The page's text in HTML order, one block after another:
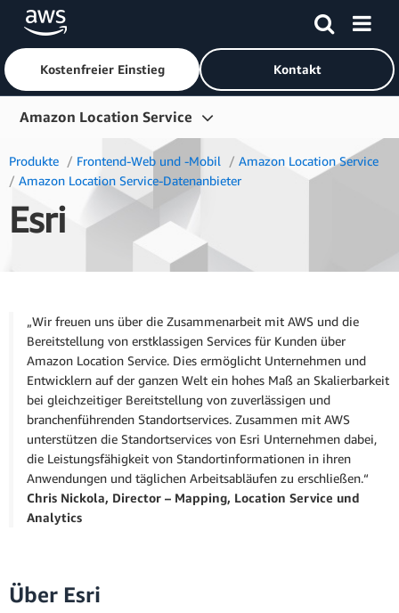
Überspringen zum Hauptinhalt
Kostenfreier Einstieg Kontakt
Amazon Location Service
Übersicht
Produkte
Branchen
Ressourcen
Produkte Frontend-Web und -Mobil
Amazon Location Service
Amazon Location Service-Datenanbieter
Esri
„Wir freuen uns über die Zusammenarbeit mit AWS und die
Bereitstellung von erstklassigen Services für Kunden über
Amazon Location Service. Dies ermöglicht Unternehmen und
Entwicklern auf der ganzen Welt ein hohes Maß an Skalierbarkeit
bei gleichzeitiger Bereitstellung von zuverlässigen und
branchenführenden Standortservices. Zusammen mit AWS
unterstützen die Standortservices von Esri Unternehmen dabei,
die Leistungsfähigkeit von Standortinformationen in ihren
Anwendungen und täglichen Arbeitsabläufen zu erschließen.“
Chris Nickola, Director – Mapping, Location Service und
Analytics
Über Esri